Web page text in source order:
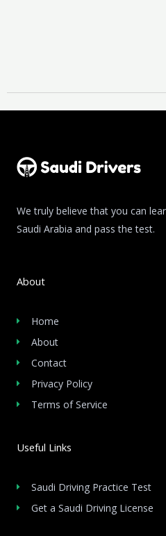
We truly believe that you can
Saudi Arabia and pass the test.
About
Home
About
Contact
Privacy Policy
Terms of Service
Useful Links
Saudi Driving Practice Test
Get a Saudi Driving License